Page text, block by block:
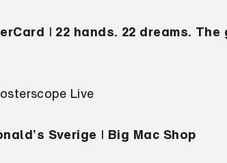
I 22 hands. 22 dreams.
Live
Sverige I Big Mac Shop